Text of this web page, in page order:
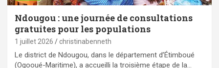
Ndougou : une journée de consultations
gratuites pour les populations
1 juillet 2026 christinabenneth
Le district de Ndougou, dans le département d’Étimboué
(Ogooué-Maritime), a accueilli la troisième étape de la…